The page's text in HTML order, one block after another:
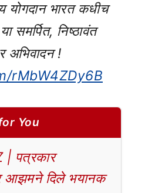
योगदान भारत कधीच
समर्पित, निष्ठावंत
अभिवादन !
rMbW4ZDy6B
You
| पत्रकार
आझमने दिले भयानक